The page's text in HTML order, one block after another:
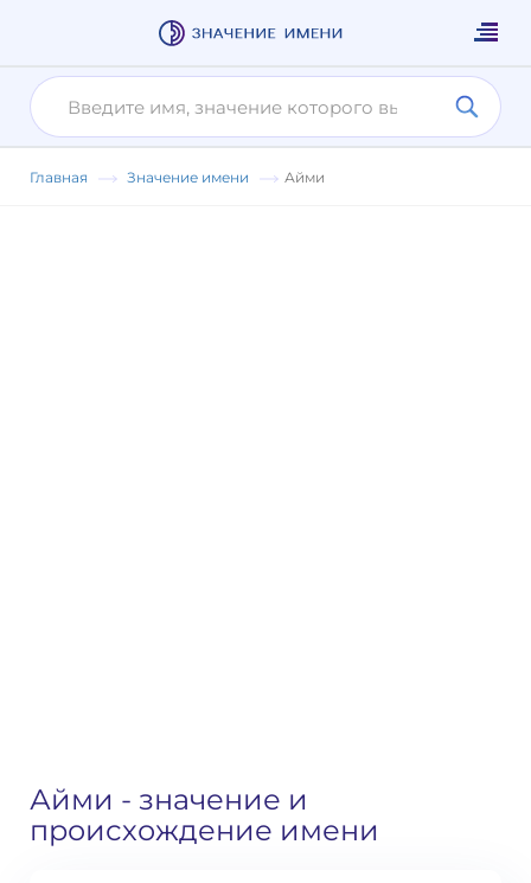
Главная Значение имени Айми
Айми - значение и
происхождение имени